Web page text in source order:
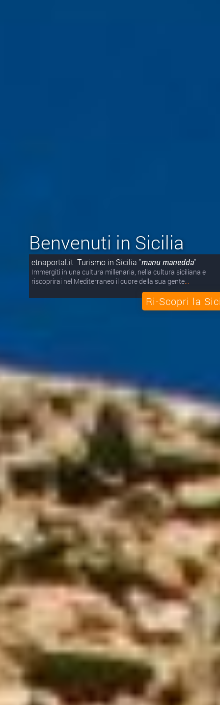
Benvenuti in Sicilia
etnaportal.it Turismo in Sicilia "manu manedda"
Immergiti in una cultura millenaria, nella cultura siciliana e
riscoprirai nel Mediterraneo il cuore della sua gente...